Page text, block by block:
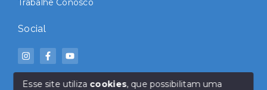
Social
Esse site utiliza cookies, que possibilitam uma